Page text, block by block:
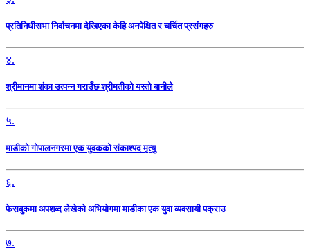
प्रतिनिधीसभा निर्वाचनमा देखिएका केहि अनपेक्षित र चर्चित प्रसंगहरु
४.
श्रीमानमा शंका उत्पन्न गराउँछ श्रीमतीको यस्तो बानीले
५.
माडीको गोपालनगरमा एक युवकको संकाश्पद मृत्यु
६.
फेसबुकमा अपशव्द लेखेको अभियोगमा माडीका एक युवा व्यवसायी पक्राउ
७.